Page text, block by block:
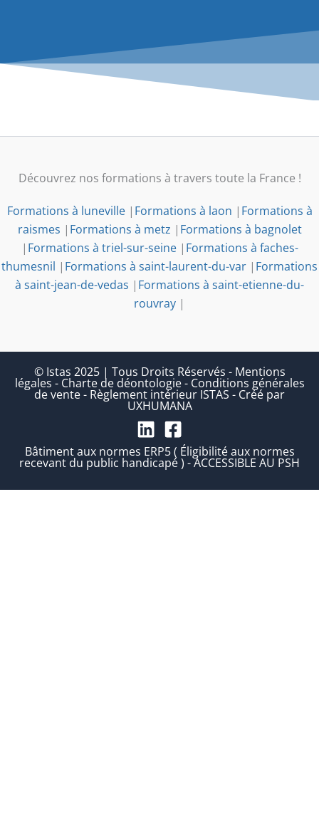
Découvrez nos formations à travers toute la France !
Formations à luneville| Formations à laon | Formations à
raismes | Formations à metz | Formations à bagnolet
| Formations à triel-sur-seine| Formations à faches-
thumesnil | Formations à saint-laurent-du-var | Formations
à saint-jean-de-vedas | Formations à saint-etienne-du-
rouvray |
© Istas 2025 | Tous Droits Réservés - Mentions
légales - Charte de déontologie- Conditions générales
de vente- Règlement intérieur ISTAS - Créé par
UXHUMANA
Bâtiment aux normes ERP5 ( Éligibilité aux normes
recevant du public handicapé ) - ACCESSIBLE AU PSH